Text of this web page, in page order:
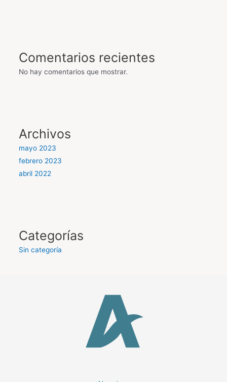
Comentarios recientes
No hay comentarios que mostrar.
Archivos
mayo 2023
febrero 2023
abril 2022
Categorías
Sin categoría